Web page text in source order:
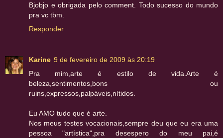
Bjobjo e obrigada pelo comment. Todo sucesso do mundo
pra vc tbm.
Responder
Karine 9 de fevereiro de 2009 às 20:19
Pra mim,arte é estilo de vida.Arte é
beleza,sentimentos,bons ou
ruins,expressos,palpáveis,nítidos.
Eu AMO tudo que é arte.
Nos meus testes vocacionais,sempre deu que eu era uma
pessoa "artística",pra desespero do meu pai,é